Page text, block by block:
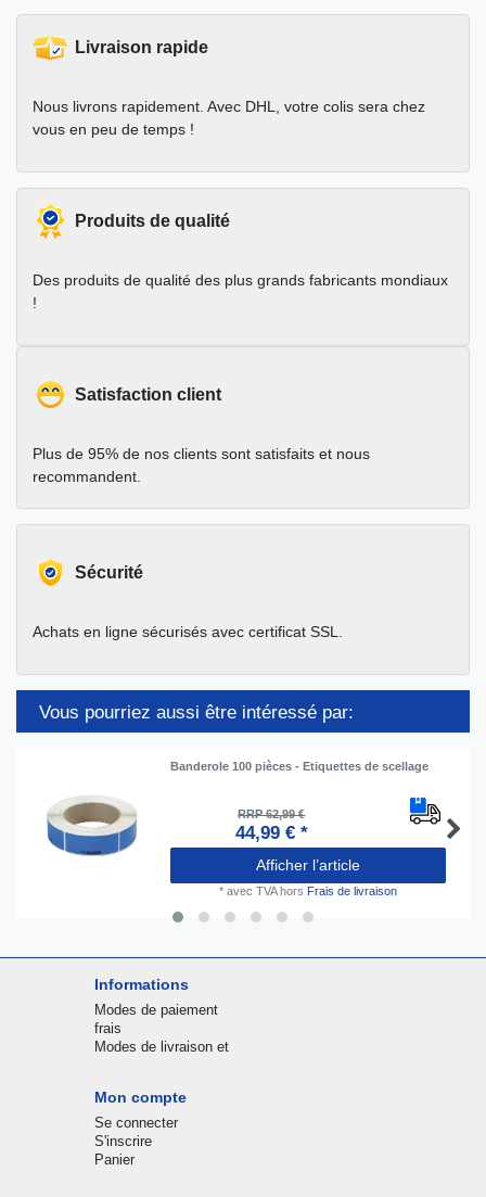
Livraison rapide
Nous livrons rapidement. Avec DHL, votre colis sera chez
vous en peu de temps !
Produits de qualité
Des produits de qualité des plus grands fabricants mondiaux
!
Satisfaction client
Plus de 95% de nos clients sont satisfaits et nous
recommandent.
Sécurité
Achats en ligne sécurisés avec certificat SSL.
Vous pourriez aussi être intéressé par:
Banderole 100 pièces - Etiquettes de scellage
RRP 62,99 €
44,99 € *
Afficher l’article
* avec TVAhors Frais de livraison
Informations
Modes de paiement
frais
Modes de livraison et
Mon compte
Se connecter
S'inscrire
Panier